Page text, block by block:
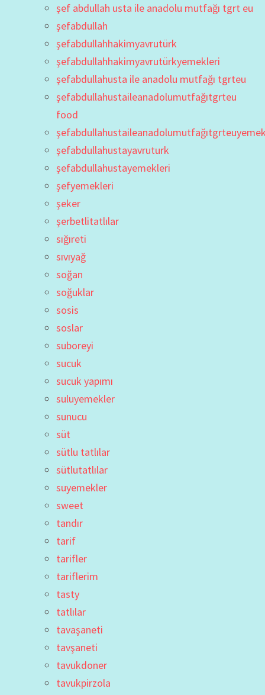
şef abdullah usta ile anadolu mutfağı tgrt eu
şefabdullah
şefabdullahhakimyavrutürk
şefabdullahhakimyavrutürkyemekleri
şefabdullahusta ile anadolu mutfağı tgrteu
şefabdullahustaileanadolumutfağıtgrteu
food
şefabdullahustayavruturk
şefabdullahustayemekleri
şefyemekleri
şeker
şerbetlitatlılar
sığıreti
sıvıyağ
soğan
soğuklar
sosis
soslar
suboreyi
sucuk
sucuk yapımı
suluyemekler
sunucu
süt
sütlu tatlılar
sütlutatlılar
suyemekler
sweet
tandır
tarif
tarifler
tariflerim
tasty
tatlılar
tavaşaneti
tavşaneti
tavukdoner
tavukpirzola